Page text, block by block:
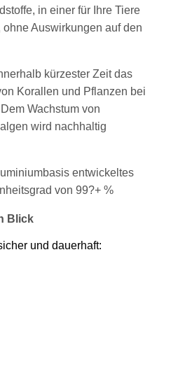
in einer für Ihre Tiere
Auswirkungen auf den
kürzester Zeit das
Korallen und Pflanzen bei
Wachstum von
wird nachhaltig
entwickeltes
von 99?+ %
Blick
und dauerhaft: